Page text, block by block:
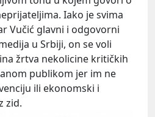
Iako je svima
Vučić glavni i odgovorni
u Srbiji, on se voli
žrtva nekolicine kritičkih
publikom jer im ne
ili ekonomski i
zid.